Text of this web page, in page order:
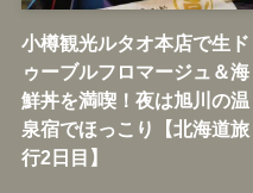
小樽観光ルタオ本店で生ド
ゥーブルフロマージュ＆海
鮮丼を満喫！夜は旭川の温
泉宿でほっこり【北海道旅
行2日目】